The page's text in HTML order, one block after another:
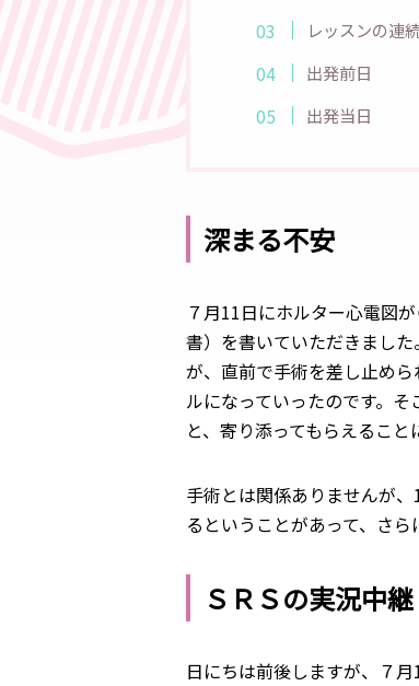
レッスンの連続
出発前日
出発当日
深まる不安
７月11日にホルター心電図
書）を書いていただきまし
が、直前で手術を差し止め
ルになっていったのです。
と、寄り添ってもらえること
手術とは関係ありませんが
るということがあって、さら
ＳＲＳの実況中継
日にちは前後しますが、７